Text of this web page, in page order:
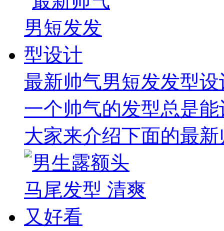
最新帅气男短发发型设
一个帅气的发型总是
大家来介绍下面的最